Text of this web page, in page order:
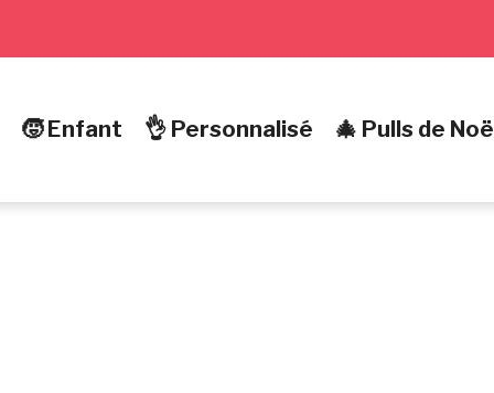
🧒 Enfant 👌 Personnalisé 🎄 Pulls de Noël